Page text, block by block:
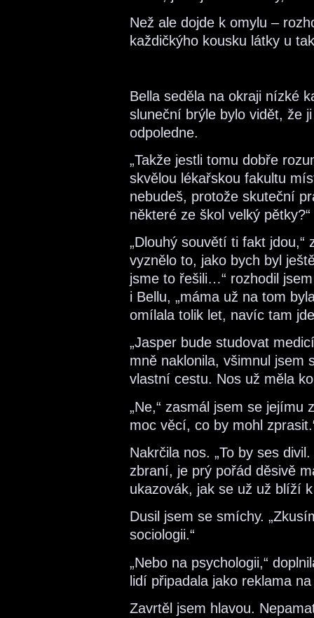
Než ale dojde k omylu –
každičkýho kousku látky u
Bella seděla na okraji nízké
sluneční brýle bylo vidět, že
odpoledne.
„Takže jestli tomu dobře
skvělou lékařskou fakultu
nebudeš, protože skuteční
některé ze škol velký pětky?“
„Dlouhý souvětí ti fakt
vyznělo to, jako bych byl
jsme to řešili…“ rozhodil
i Bellu, „máma už na tom
omílala tolik let, navíc tam
„Jasper bude studovat
mně naklonila, všimnul jsem
vlastní cestu. Nos už měla
„Ne,“ zasmál jsem se jejímu
moc věcí, co by mohl
Nakrčila nos. „To by ses
zbraní, je prý pořád děsivě
ukazovák, jak se už už blíží
Dusil jsem se smíchy.
sociologii.“
„Nebo na psychologii,“
lidí připadala jako reklama
Zavrtěl jsem hlavou.